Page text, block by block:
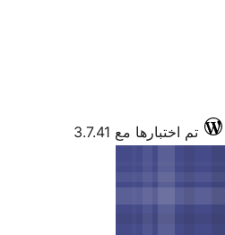
تم اختبارها مع 3.7.41